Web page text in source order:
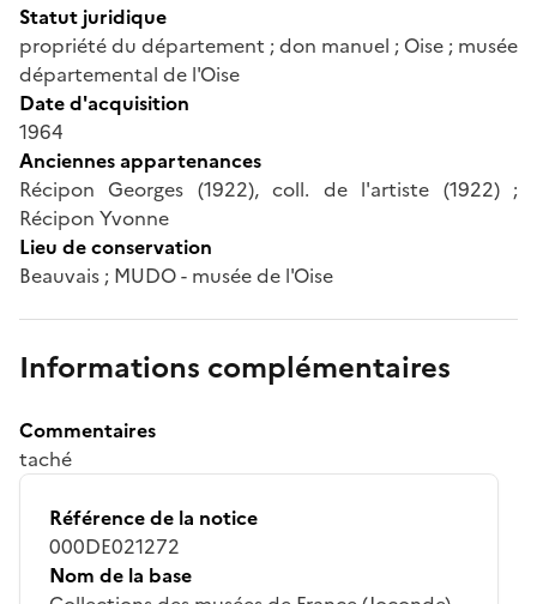
Statut juridique
propriété du département ; don manuel ; Oise ; musée
départemental de l'Oise
Date d'acquisition
1964
Anciennes appartenances
Récipon Georges (1922), coll. de l'artiste (1922) ;
Récipon Yvonne
Lieu de conservation
Beauvais ; MUDO - musée de l'Oise
Informations complémentaires
Commentaires
taché
Référence de la notice
000DE021272
Nom de la base